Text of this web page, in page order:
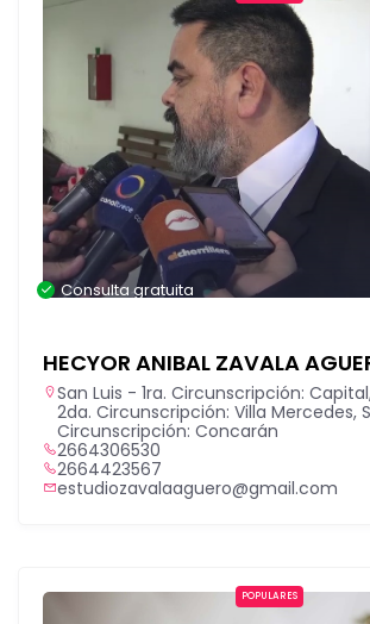
Consulta gratuita
HECYOR ANIBAL ZAVALA
San Luis - 1ra. Circunscripción: Capital
2da. Circunscripción: Villa Mercedes,
Circunscripción: Concarán
2664306530
2664423567
estudiozavalaaguero@gmail.com
POPULARES